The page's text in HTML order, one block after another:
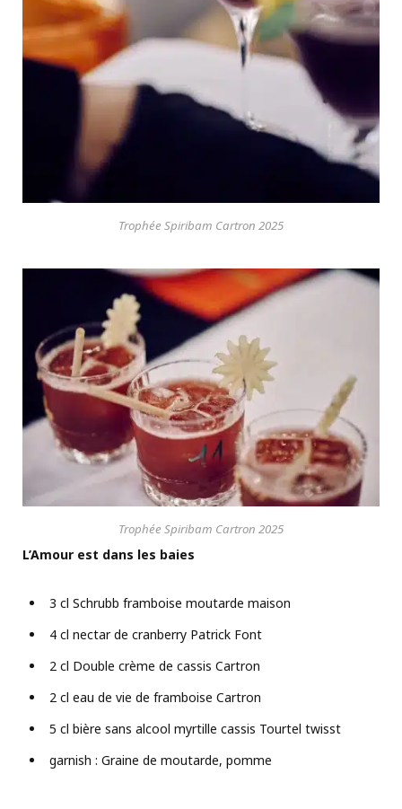
Trophée Spiribam Cartron 2025
Trophée Spiribam Cartron 2025
L’Amour est dans les baies
3 cl Schrubb framboise moutarde maison
4 cl nectar de cranberry Patrick Font
2 cl Double crème de cassis Cartron
2 cl eau de vie de framboise Cartron
5 cl bière sans alcool myrtille cassis Tourtel twisst
garnish : Graine de moutarde, pomme